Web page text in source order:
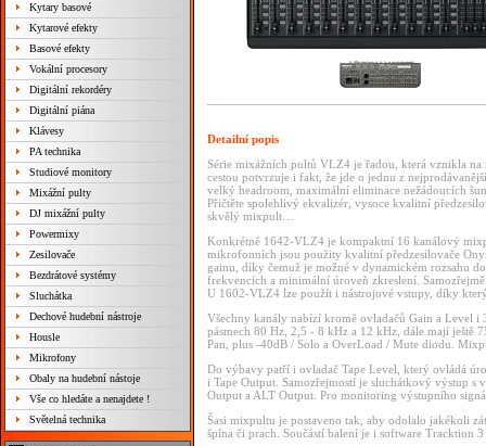
Kytary basové
Kytarové efekty
Basové efekty
Vokální procesory
Digitální rekordéry
Digitální piána
Klávesy
PA technika
Studiové monitory
Mixážní pulty
DJ mixážní pulty
Powermixy
Zesilovače
Bezdrátové systémy
Sluchátka
Dechové hudební nástroje
Housle
Mikrofony
Obaly na hudební nástoje
Vše co hledáte a nenajdete !
Světelná technika
Detailní popis
Série mixážních pultů VLZ4 je řadou, která vznikla
cestou potvrzuje i fakt, že jde o jednu z
velký headroom, maximální eliminace nežádoucích
Přičtěte spolehlivý ekvalizér, vysoce kvalitní
skvělý mixpult…
Konkrétně 1642-VLZ4 je kompaktní 16 kanálový
mikrofonních jsou použity kvalitní předzesilovače
gainu, díky čemuž je možné v dynamickém rozsahu
frekvencích a minimální úroveň zkreslení.
U 1602-VLZ4 lze použít i nástrojové vstupy, díky
Všechny kanály nabízí kromě ovladačů Gain a Level
pásmech 80 Hz, 2,5 - 8 kHz a 12 kHz, dále mají ještě
Pan, plus -40dB / Solo a OverLoad / Mute diodu.
Do výbavy patří i ovladač Tape Level, který ovládá
i Tape Output. Samozřejmostí je sluchátkový výstup s
Output a ALT Output. Pro monitoring výstupního
Šasi mixpultu je postaveno tak, aby odolalo jakékoli
špína či prach. Součástí balení je i software Tracktion